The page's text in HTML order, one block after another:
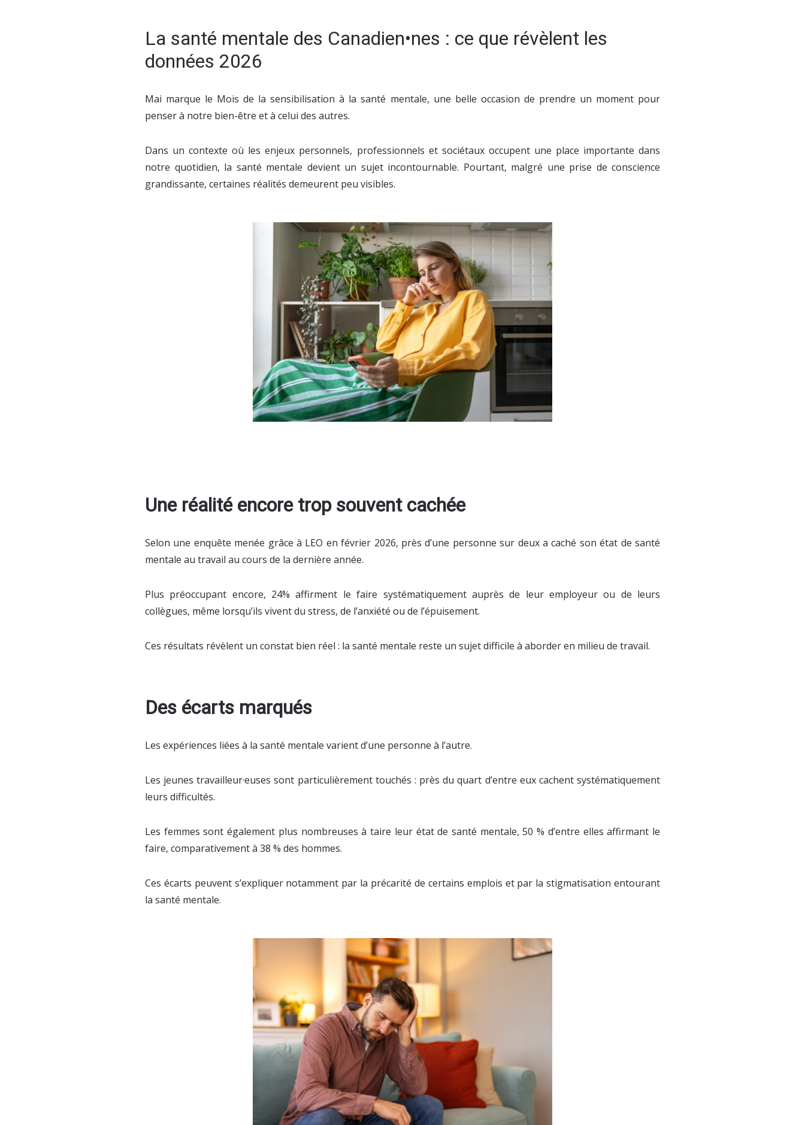
La santé mentale des Canadien•nes : ce que révèlent les
données 2026
Mai marque le Mois de la sensibilisation à la santé mentale, une belle occasion de prendre un moment pour
penser à notre bien-être et à celui des autres.
Dans un contexte où les enjeux personnels, professionnels et sociétaux occupent une place importante dans
notre quotidien, la santé mentale devient un sujet incontournable. Pourtant, malgré une prise de conscience
grandissante, certaines réalités demeurent peu visibles.
Une réalité encore trop souvent cachée
Selon une enquête menée grâce à LEO en février 2026, près d’une personne sur deux a caché son état de santé
mentale au travail au cours de la dernière année.
Plus préoccupant encore, 24% affirment le faire systématiquement auprès de leur employeur ou de leurs
collègues, même lorsqu’ils vivent du stress, de l’anxiété ou de l’épuisement.
Ces résultats révèlent un constat bien réel : la santé mentale reste un sujet difficile à aborder en milieu de travail.
Des écarts marqués
Les expériences liées à la santé mentale varient d’une personne à l’autre.
Les jeunes travailleur·euses sont particulièrement touchés : près du quart d’entre eux cachent systématiquement
leurs difficultés.
Les femmes sont également plus nombreuses à taire leur état de santé mentale, 50 % d’entre elles affirmant le
faire, comparativement à 38 % des hommes.
Ces écarts peuvent s’expliquer notamment par la précarité de certains emplois et par la stigmatisation entourant
la santé mentale.